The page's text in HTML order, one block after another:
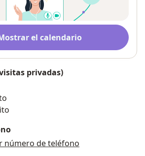
el calendario
privadas)
número de teléfono